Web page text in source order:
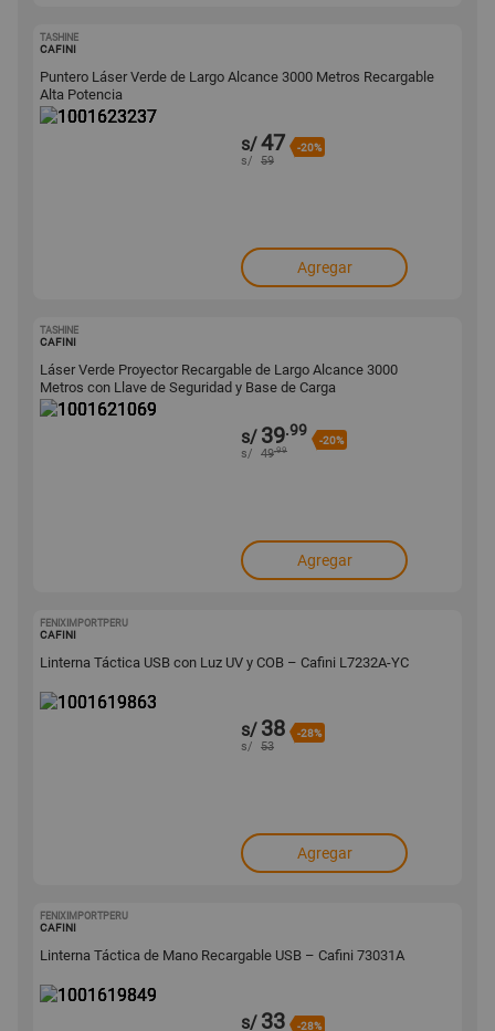
TASHINE
CAFINI
Puntero Láser Verde de Largo Alcance 3000 Metros Recargable
Alta Potencia
s/47 -20%
s/ 59
Agregar
TASHINE
CAFINI
Láser Verde Proyector Recargable de Largo Alcance 3000
Metros con Llave de Seguridad y Base de Carga
s/ 39.99
-20%
s/ 49.99
Agregar
FENIXIMPORTPERU
CAFINI
Linterna Táctica USB con Luz UV y COB – Cafini L7232A-YC
s/ 38 -28%
s/ 53
Agregar
FENIXIMPORTPERU
CAFINI
Linterna Táctica de Mano Recargable USB – Cafini 73031A
s/ 33 -28%